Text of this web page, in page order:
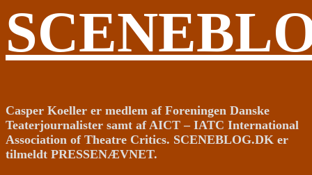
Casper Koeller er medlem af Foreningen Danske
Teaterjournalister samt af AICT – IATC International
Association of Theatre Critics. SCENEBLOG.DK er
tilmeldt PRESSENÆVNET.